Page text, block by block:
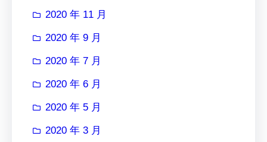
2020 年 11 月
2020 年 9 月
2020 年 7 月
2020 年 6 月
2020 年 5 月
2020 年 3 月